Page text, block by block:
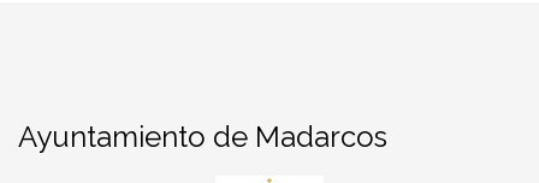
Ayuntamiento de Madarcos